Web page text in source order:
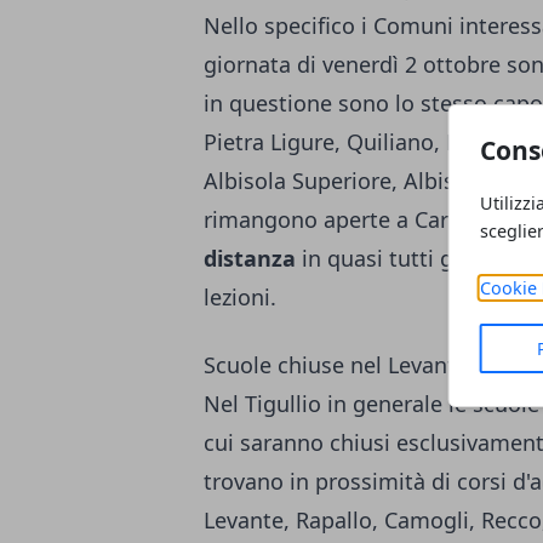
Cookie
Nello specifico i Comuni
giornata di venerdì 2 ottobre
in questione sono lo stesso
Pietra Ligure, Quiliano, Loano,
Albisola Superiore, Albissola
rimangono aperte a Carcare,
distanza in quasi tutti gli istituti
lezioni.
Scuole chiuse nel Levante
Nel Tigullio in generale le
cui saranno chiusi
trovano in prossimità di corsi
Levante, Rapallo, Camogli,